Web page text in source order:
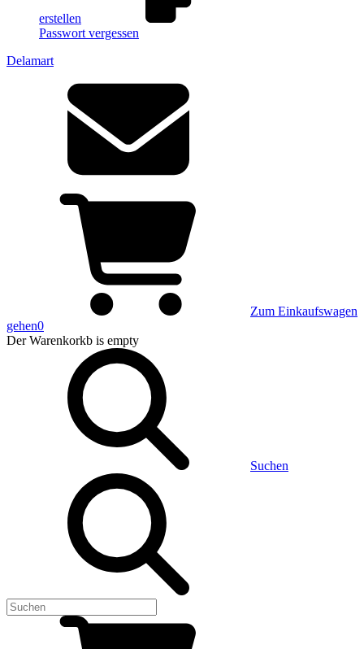
erstellen
Passwort vergessen
Delamart
Zum Einkaufswagen
gehen0
Der Warenkorkb is empty
Suchen